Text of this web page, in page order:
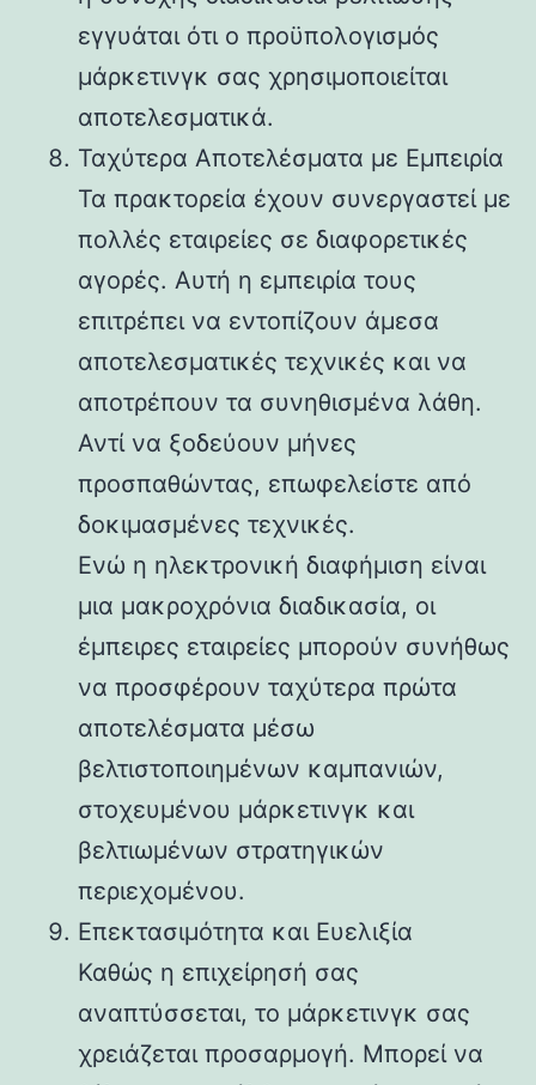
εγγυάται ότι ο προϋπολογισμός
μάρκετινγκ σας χρησιμοποιείται
αποτελεσματικά.
Ταχύτερα Αποτελέσματα με Εμπειρία
Τα πρακτορεία έχουν συνεργαστεί με
πολλές εταιρείες σε διαφορετικές
αγορές. Αυτή η εμπειρία τους
επιτρέπει να εντοπίζουν άμεσα
αποτελεσματικές τεχνικές και να
αποτρέπουν τα συνηθισμένα λάθη.
Αντί να ξοδεύουν μήνες
προσπαθώντας, επωφελείστε από
δοκιμασμένες τεχνικές.
Ενώ η ηλεκτρονική διαφήμιση είναι
μια μακροχρόνια διαδικασία, οι
έμπειρες εταιρείες μπορούν συνήθως
να προσφέρουν ταχύτερα πρώτα
αποτελέσματα μέσω
βελτιστοποιημένων καμπανιών,
στοχευμένου μάρκετινγκ και
βελτιωμένων στρατηγικών
περιεχομένου.
Επεκτασιμότητα και Ευελιξία
Καθώς η επιχείρησή σας
αναπτύσσεται, το μάρκετινγκ σας
χρειάζεται προσαρμογή. Μπορεί να